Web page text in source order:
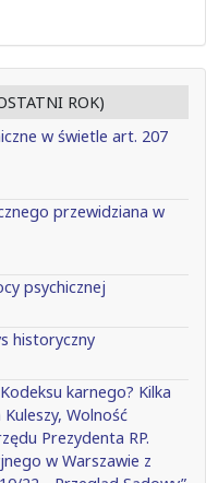
ROK)
w świetle art. 207
przewidziana w
psychicznej
historyczny
karnego? Kilka
Wolność
Prezydenta RP.
w Warszawie z